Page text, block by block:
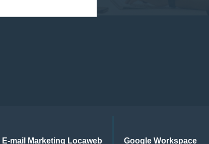
E-mail Marketing Locaweb Google Workspace